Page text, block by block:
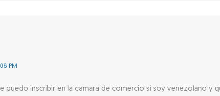
PM
puedo inscribir en la camara de comercio si soy venezolano y